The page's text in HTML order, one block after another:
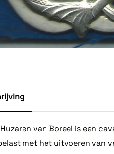
van Boreel is een
met het uitvoeren van